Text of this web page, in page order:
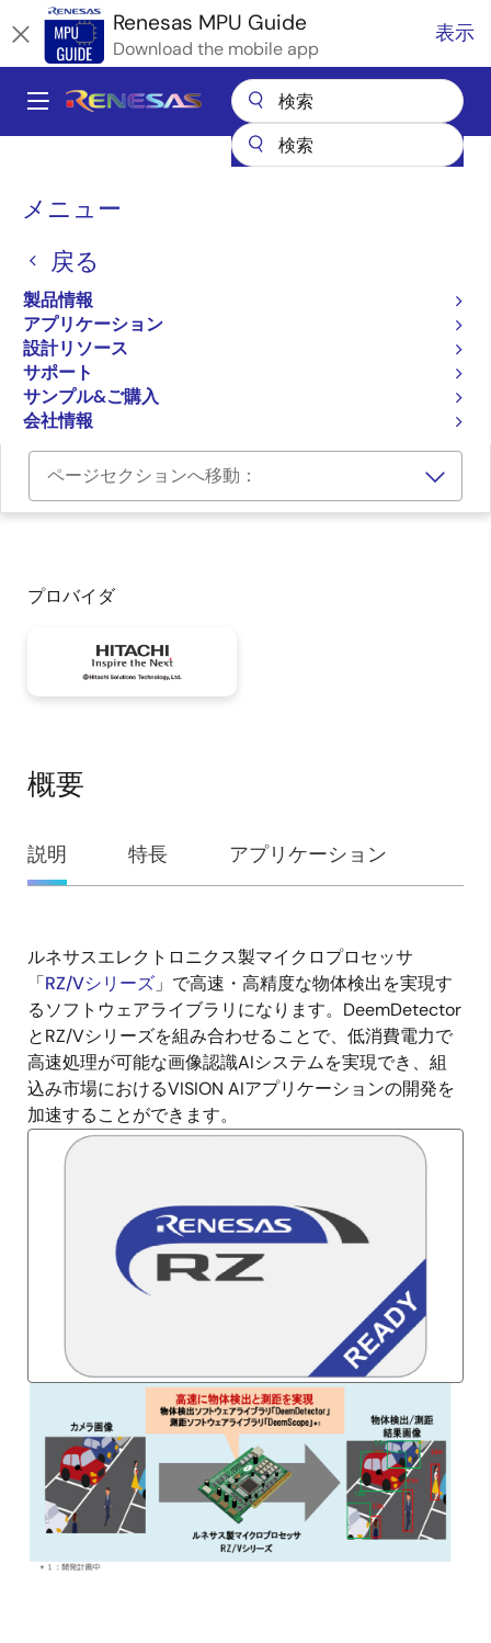
イ
ン
Renesas MPU Guide
Download the mobile app
表示
Main
メニュー
戻る
製品情報
アプリケーション
設計リソース
サポート
サンプル&ご購入
会社情報
パ
く
ず
マイクロコントローラとマイクロプロセッサ
株式会社 日立ソリューションズ・テクノロジー 物体検出
「DeemDetector」
株式会社 日立ソリューシ
ョンズ・テクノロジー 物
体検出「DeemDetector」
ページセクションへ移動：
プロバイダ
概要
概
要
説明 特長 アプリケーション
説
明
ルネサスエレクトロニクス製マイクロプロセッサ
「RZ/Vシリーズ 」で高速・高精度な物体検出を実現す
るソフトウェアライブラリになります。DeemDetector
とRZ/Vシリーズを組み合わせることで、低消費電力で
高速処理が可能な画像認識AIシステムを実現でき、組
込み市場におけるVISION AIアプリケーションの開発を
加速することができます。